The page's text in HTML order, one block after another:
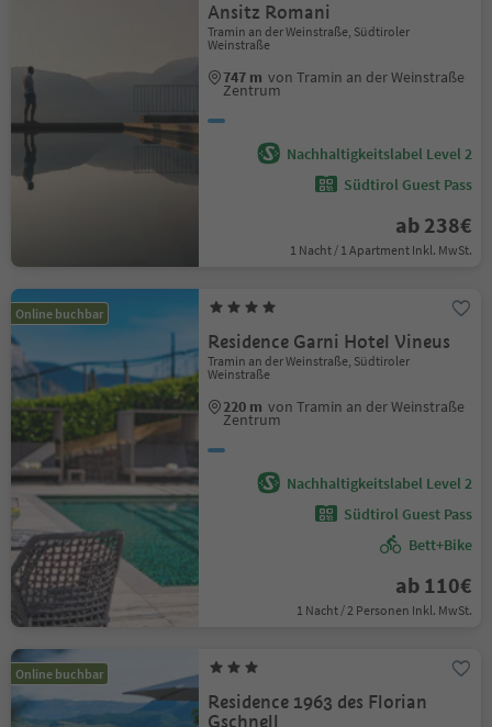
Ansitz Romani
Tramin an der Weinstraße, Südtiroler
Weinstraße
747 m von Tramin an der Weinstraße
Zentrum
Nachhaltigkeitslabel Level 2
Südtirol Guest Pass
ab 238€
1 Nacht / 1 Apartment Inkl. MwSt.
Online buchbar
Residence Garni Hotel Vineus
Tramin an der Weinstraße, Südtiroler
Weinstraße
220 m von Tramin an der Weinstraße
Zentrum
Nachhaltigkeitslabel Level 2
Südtirol Guest Pass
Bett+Bike
ab 110€
1 Nacht / 2 Personen Inkl. MwSt.
Online buchbar
Residence 1963 des Florian
Gschnell